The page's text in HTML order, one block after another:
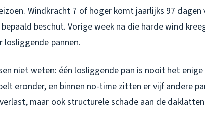
Windkracht 7 of hoger komt jaarlijks 97 dagen
beschut. Vorige week na die harde wind
pannen.
niet weten: één losliggende pan is nooit het
eronder, en binnen no-time zitten er vijf andere
maar ook structurele schade aan de